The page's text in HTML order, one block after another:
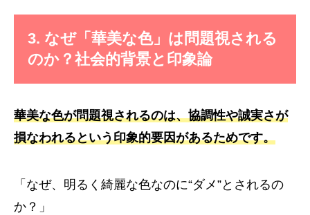
3. なぜ「華美な色」は問題視される
のか？社会的背景と印象論
華美な色が問題視されるのは、協調性や誠実さが
損なわれるという印象的要因があるためです。
「なぜ、明るく綺麗な色なのに“ダメ”とされるの
か？」